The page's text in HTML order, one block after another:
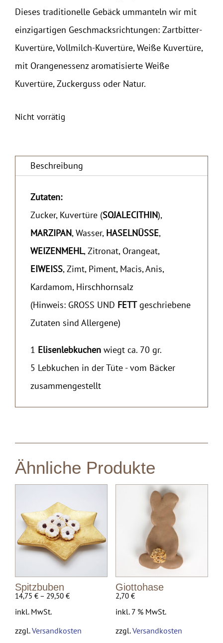
Dieses traditionelle Gebäck ummanteln wir mit
einzigartigen Geschmacksrichtungen: Zartbitter-
Kuvertüre, Vollmilch-Kuvertüre, Weiße Kuvertüre,
mit Orangenessenz aromatisierte Weiße
Kuvertüre, Zuckerguss oder Natur.
Nicht vorrätig
Beschreibung
Zutaten:
Zucker, Kuvertüre (SOJALECITHIN),
MARZIPAN, Wasser, HASELNÜSSE,
WEIZENMEHL, Zitronat, Orangeat,
EIWEISS, Zimt, Piment, Macis, Anis,
Kardamom, Hirschhornsalz
(Hinweis: GROSS UND FETTgeschriebene
Zutaten sind Allergene)
1 Elisenlebkuchen wiegt ca. 70 gr.
5 Lebkuchen in der Tüte - vom Bäcker
zusammengestellt
Ähnliche Produkte
Spitzbuben
14,75 € – 29,50 €
inkl. MwSt.
zzgl.Versandkosten
Giottohase
2,70 €
inkl. 7 % MwSt.
zzgl.Versandkosten